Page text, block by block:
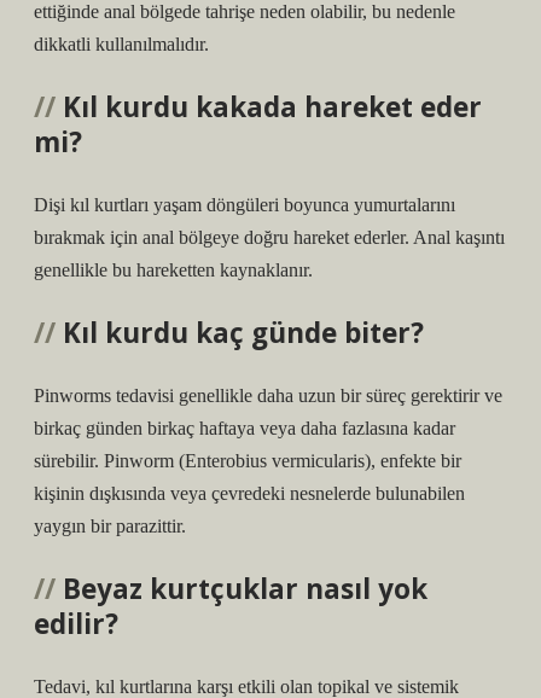
ettiğinde anal bölgede tahrişe neden olabilir, bu nedenle
dikkatli kullanılmalıdır.
Kıl kurdu kakada hareket eder
mi?
Dişi kıl kurtları yaşam döngüleri boyunca yumurtalarını
bırakmak için anal bölgeye doğru hareket ederler. Anal kaşıntı
genellikle bu hareketten kaynaklanır.
Kıl kurdu kaç günde biter?
Pinworms tedavisi genellikle daha uzun bir süreç gerektirir ve
birkaç günden birkaç haftaya veya daha fazlasına kadar
sürebilir. Pinworm (Enterobius vermicularis), enfekte bir
kişinin dışkısında veya çevredeki nesnelerde bulunabilen
yaygın bir parazittir.
Beyaz kurtçuklar nasıl yok
edilir?
Tedavi, kıl kurtlarına karşı etkili olan topikal ve sistemik